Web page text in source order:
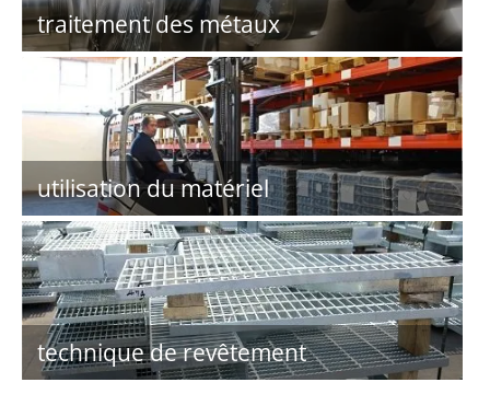
traitement des métaux
utilisation du matériel
technique de revêtement